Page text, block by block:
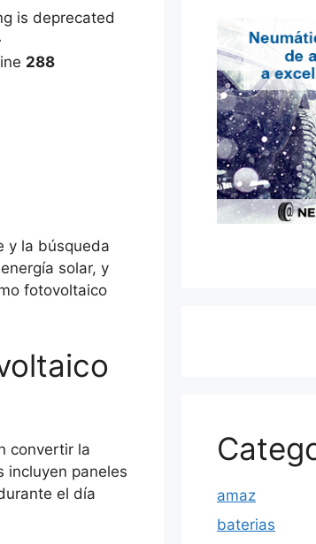
is deprecated
288
y la búsqueda
solar, y
fotovoltaico
convertir la
incluyen paneles
el día
amaz
baterias